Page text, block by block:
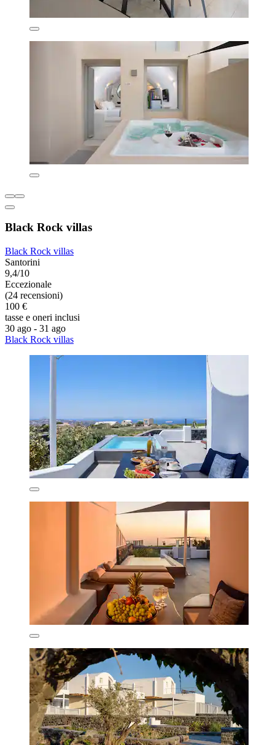
Black Rock villas
Black Rock villas
Santorini
9,4/10
Eccezionale
(24 recensioni)
100 €
tasse e oneri inclusi
30 ago - 31 ago
Black Rock villas